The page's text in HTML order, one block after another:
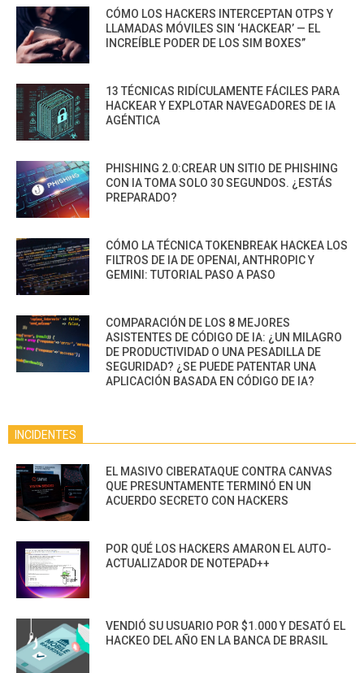
CÓMO LOS HACKERS INTERCEPTAN OTPS Y
LLAMADAS MÓVILES SIN ‘HACKEAR’ — EL
INCREÍBLE PODER DE LOS SIM BOXES”
13 TÉCNICAS RIDÍCULAMENTE FÁCILES PARA
HACKEAR Y EXPLOTAR NAVEGADORES DE IA
AGÉNTICA
PHISHING 2.0:CREAR UN SITIO DE PHISHING
CON IA TOMA SOLO 30 SEGUNDOS. ¿ESTÁS
PREPARADO?
CÓMO LA TÉCNICA TOKENBREAK HACKEA LOS
FILTROS DE IA DE OPENAI, ANTHROPIC Y
GEMINI: TUTORIAL PASO A PASO
COMPARACIÓN DE LOS 8 MEJORES
ASISTENTES DE CÓDIGO DE IA: ¿UN MILAGRO
DE PRODUCTIVIDAD O UNA PESADILLA DE
SEGURIDAD? ¿SE PUEDE PATENTAR UNA
APLICACIÓN BASADA EN CÓDIGO DE IA?
INCIDENTES
EL MASIVO CIBERATAQUE CONTRA CANVAS
QUE PRESUNTAMENTE TERMINÓ EN UN
ACUERDO SECRETO CON HACKERS
POR QUÉ LOS HACKERS AMARON EL AUTO-
ACTUALIZADOR DE NOTEPAD++
VENDIÓ SU USUARIO POR $1.000 Y DESATÓ EL
HACKEO DEL AÑO EN LA BANCA DE BRASIL